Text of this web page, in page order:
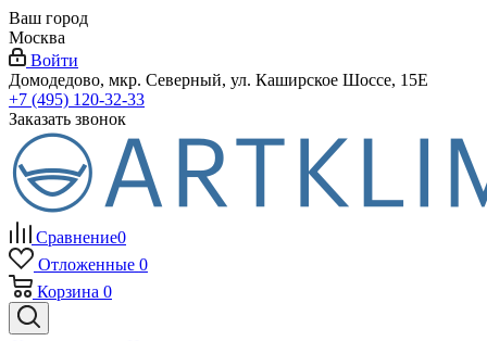
Ваш город
Москва
Войти
Домодедово, мкр. Северный, ул. Каширское Шоссе, 15Е
+7 (495) 120-32-33
Заказать звонок
Сравнение0
Отложенные 0
Корзина 0